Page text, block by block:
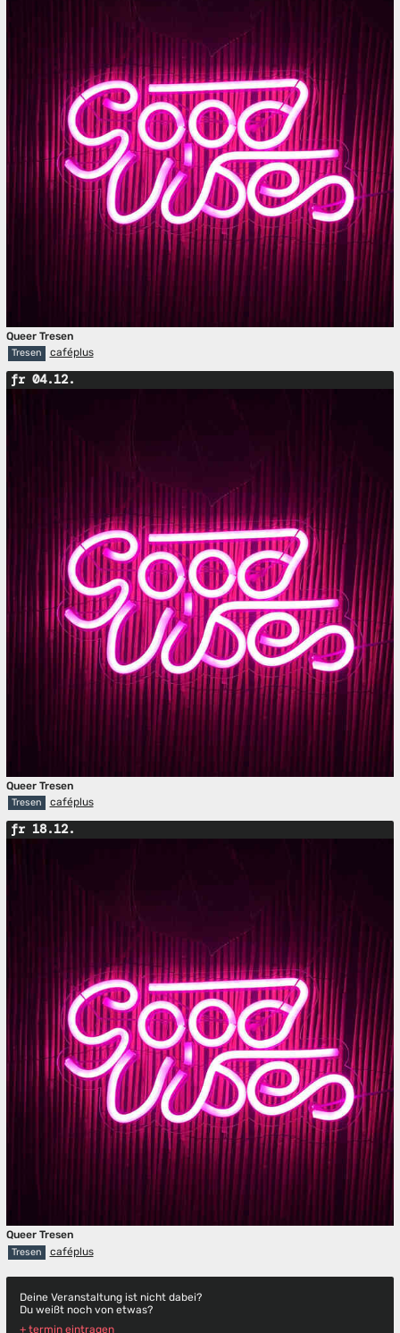
Queer Tresen
Tresen caféplus
fr 04.12.
Queer Tresen
Tresen caféplus
fr 18.12.
Queer Tresen
Tresen caféplus
Deine Veranstaltung ist nicht dabei?
Du weißt noch von etwas?
+ termin eintragen